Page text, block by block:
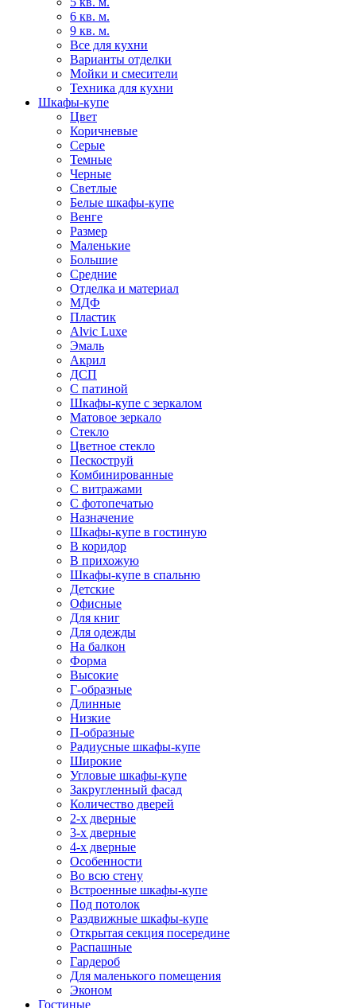
6 кв. м.
9 кв. м.
Все для кухни
Варианты отделки
Мойки и смесители
Техника для кухни
Шкафы-купе
Цвет
Коричневые
Серые
Темные
Черные
Светлые
Белые шкафы-купе
Венге
Размер
Маленькие
Большие
Средние
Отделка и материал
МДФ
Пластик
Alvic Luxe
Эмаль
Акрил
ДСП
С патиной
Шкафы-купе с зеркалом
Матовое зеркало
Стекло
Цветное стекло
Пескоструй
Комбинированные
С витражами
С фотопечатью
Назначение
Шкафы-купе в гостиную
В коридор
В прихожую
Шкафы-купе в спальню
Детские
Офисные
Для книг
Для одежды
На балкон
Форма
Высокие
Г-образные
Длинные
Низкие
П-образные
Радиусные шкафы-купе
Широкие
Угловые шкафы-купе
Закругленный фасад
Количество дверей
2-х дверные
3-х дверные
4-х дверные
Особенности
Во всю стену
Встроенные шкафы-купе
Под потолок
Раздвижные шкафы-купе
Открытая секция посередине
Распашные
Гардероб
Для маленького помещения
Эконом
Гостиные